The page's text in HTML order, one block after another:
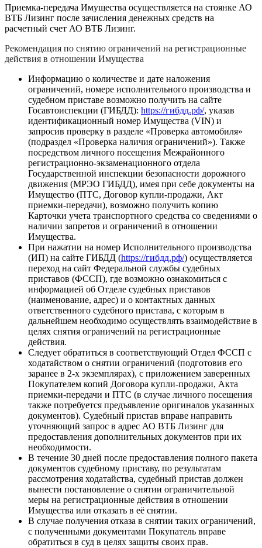
Приемка-передача Имущества осуществляется на стоянке АО
ВТБ Лизинг после зачисления денежных средств на
расчетный счет АО ВТБ Лизинг.
Рекомендация по снятию ограничений на регистрационные
действия в отношении Имущества
Информацию о количестве и дате наложения
ограничений, номере исполнительного производства и
судебном приставе возможно получить на сайте
Госавтоиспекции (ГИБДД): https://гибдд.рф/, указав
идентификационный номер Имущества (VIN) и
запросив проверку в разделе «Проверка автомобиля»
(подраздел «Проверка наличия ограничений»). Также
посредством личного посещения Межрайонного
регистрационно-экзаменационного отдела
Государственной инспекции безопасности дорожного
движения (МРЭО ГИБДД), имея при себе документы на
Имущество (ПТС, Договор купли-продажи, Акт
приемки-передачи), возможно получить копию
Карточки учета транспортного средства со сведениями о
наличии запретов и ограничений в отношении
Имущества.
При нажатии на номер Исполнительного производства
(ИП) на сайте ГИБДД (https://гибдд.рф/) осуществляется
переход на сайт Федеральной службы судебных
приставов (ФССП), где возможно ознакомиться с
информацией об Отделе судебных приставов
(наименование, адрес) и о контактных данных
ответственного судебного пристава, с которым в
дальнейшем необходимо осуществлять взаимодействие в
целях снятия ограничений на регистрационные
действия.
Следует обратиться в соответствующий Отдел ФССП с
ходатайством о снятии ограничений (подготовив его
заранее в 2-х экземплярах), с приложением заверенных
Покупателем копий Договора купли-продажи, Акта
приемки-передачи и ПТС (в случае личного посещения
также потребуется предъявление оригиналов указанных
документов). Судебный пристав вправе направить
уточняющий запрос в адрес АО ВТБ Лизинг для
предоставления дополнительных документов при их
необходимости.
В течение 30 дней после предоставления полного пакета
документов судебному приставу, по результатам
рассмотрения ходатайства, судебный пристав должен
вынести постановление о снятии ограничительной
меры на регистрационные действия в отношении
Имущества или отказать в её снятии.
В случае получения отказа в снятии таких ограничений,
с полученными документами Покупатель вправе
обратиться в суд в целях защиты своих прав.